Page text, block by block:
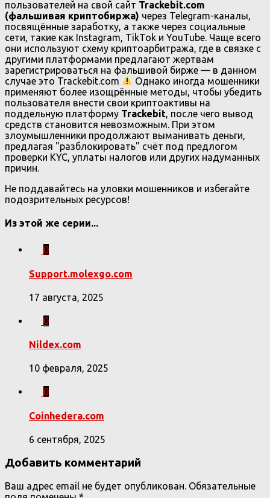
пользователей на свой сайт Trackebit.com
(фальшивая криптобиржа) через Telegram-каналы,
посвящённые заработку, а также через социальные
сети, такие как Instagram, TikTok и YouTube. Чаще всего
они используют схему криптоарбитража, где в связке с
другими платформами предлагают жертвам
зарегистрироваться на фальшивой бирже — в данном
случае это Trackebit.com
Однако иногда мошенники
применяют более изощрённые методы, чтобы убедить
пользователя внести свои криптоактивы на
поддельную платформу Trackebit, после чего вывод
средств становится невозможным. При этом
злоумышленники продолжают выманивать деньги,
предлагая "разблокировать" счёт под предлогом
проверки KYC, уплаты налогов или других надуманных
причин.
Не поддавайтесь на уловки мошенников и избегайте
подозрительных ресурсов!
Из этой же серии...
0
Support.molexgo.com
17 августа, 2025
0
Nildex.com
10 февраля, 2025
0
Coinhedera.com
6 сентября, 2025
Добавить комментарий
Ваш адрес email не будет опубликован. Обязательные